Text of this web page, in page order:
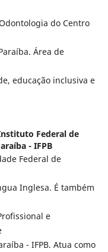
do Centro
Área de
educação inclusiva e
Federal de
- IFPB
Federal de
Inglesa. É também
e
- IFPB. Atua como